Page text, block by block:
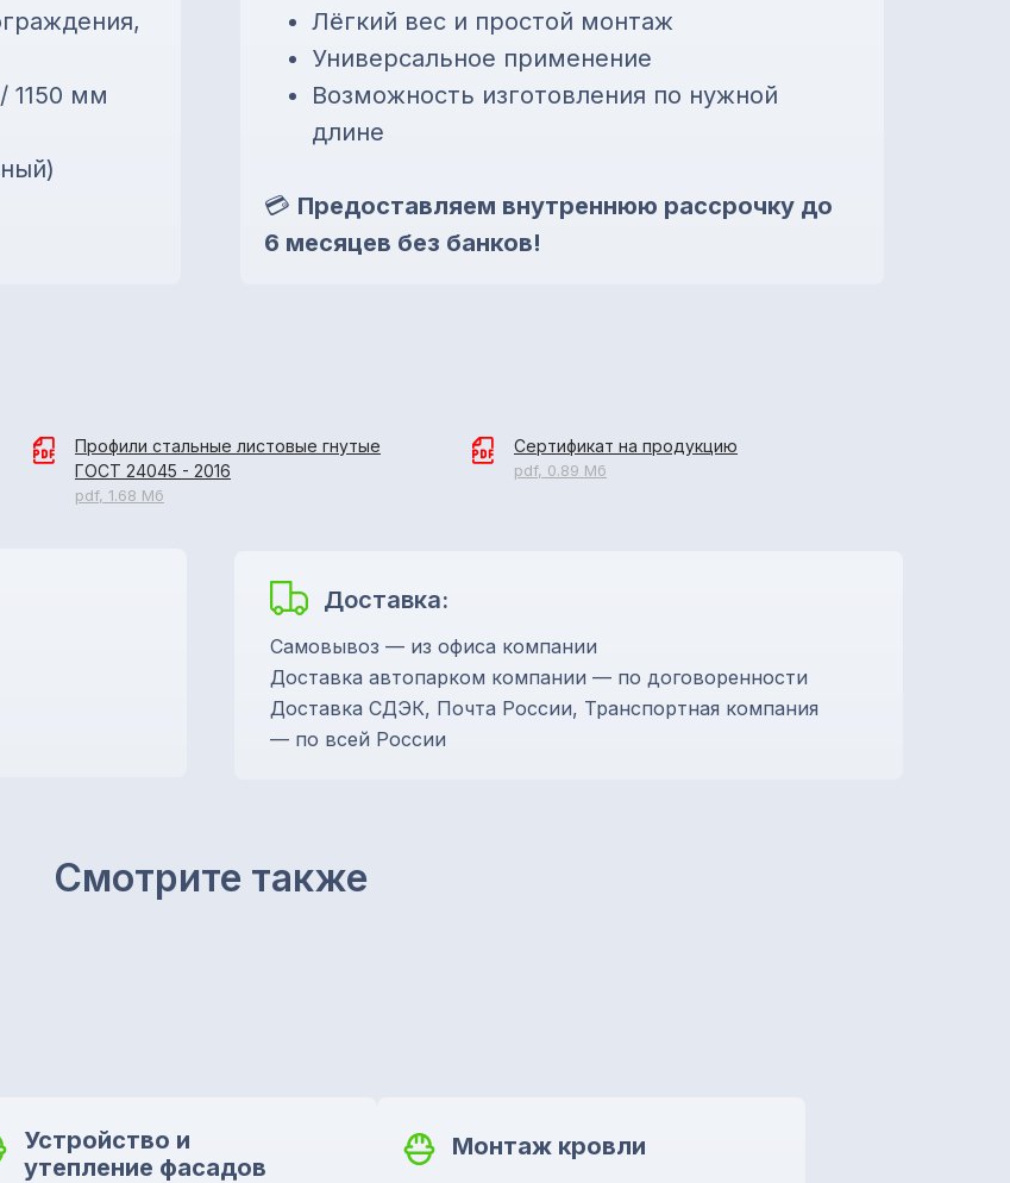
Лёгкий вес и простой монтаж
Универсальное применение
Возможность изготовления по нужной
длине
💳 Предоставляем внутреннюю рассрочку до
6 месяцев без банков!
1150 мм
Профили стальные листовые гнутые
ГОСТ 24045 - 2016
pdf, 1.68 Мб
Сертификат на продукцию
pdf, 0.89 Мб
Доставка:
Самовывоз — из офиса компании
Доставка автопарком компании — по договоренности
Доставка СДЭК, Почта России, Транспортная компания
— по всей России
Смотрите также
Устройство и
утепление фасадов
Монтаж кровли